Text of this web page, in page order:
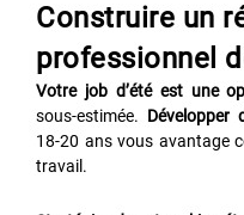
Construire un
professionnel
Votre job d’été est une
sous-estimée. Développer
18-20 ans vous avantage
travail.